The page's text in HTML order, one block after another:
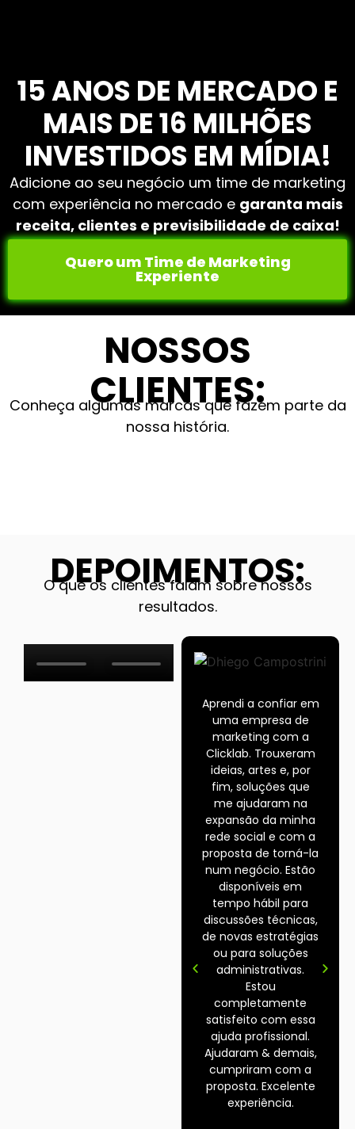
15 ANOS DE MERCADO E
MAIS DE 16 MILHÕES
INVESTIDOS EM MÍDIA!
Adicione ao seu negócio um time de marketing
com experiência no mercado e garanta mais
receita, clientes e previsibilidade de caixa!
Quero um Time de Marketing
Experiente
NOSSOS
CLIENTES:
Conheça algumas marcas que fazem parte da
nossa história.
DEPOIMENTOS:
O que os clientes falam sobre nossos
resultados.
Aprendi a confiar em
uma empresa de
marketing com a
Clicklab. Trouxeram
ideias, artes e, por
fim, soluções que
me ajudaram na
expansão da minha
rede social e com a
proposta de torná-la
num negócio. Estão
disponíveis em
tempo hábil para
discussões técnicas,
de novas estratégias
ou para soluções
administrativas.
Estou
completamente
satisfeito com essa
ajuda profissional.
Ajudaram & demais,
cumpriram com a
proposta. Excelente
experiência.